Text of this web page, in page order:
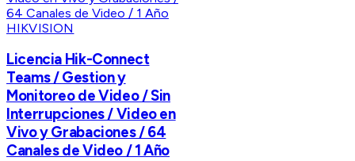
HIKVISION
Licencia Hik-Connect
Teams / Gestion y
Monitoreo de Video / Sin
Interrupciones / Video en
Vivo y Grabaciones / 64
Canales de Video / 1 Año